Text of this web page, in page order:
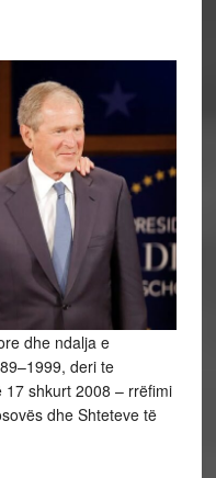
dhe ndalja e
deri te
17 shkurt 2008 – rrëfimi
dhe Shteteve të